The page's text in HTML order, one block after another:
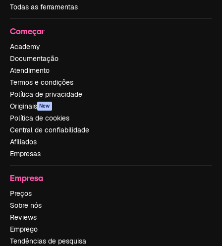
Todas as ferramentas
Começar
Academy
Documentação
Atendimento
Termos e condições
Política de privacidade
Originais New
Política de cookies
Central de confiabilidade
Afiliados
Empresas
Empresa
Preços
Sobre nós
Reviews
Emprego
Tendências de pesquisa